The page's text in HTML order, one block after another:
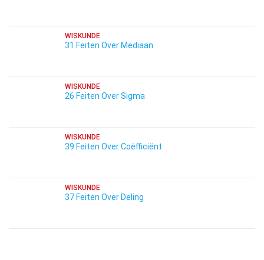
WISKUNDE
31 Feiten Over Mediaan
WISKUNDE
26 Feiten Over Sigma
WISKUNDE
39 Feiten Over Coëfficiënt
WISKUNDE
37 Feiten Over Deling